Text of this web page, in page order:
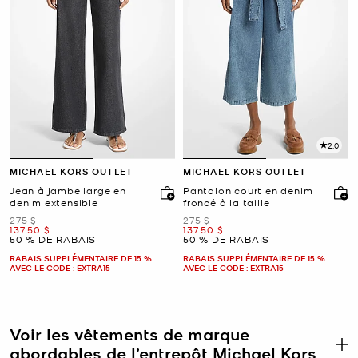
MICHAEL KORS OUTLET
Jean à jambe large en
denim extensible
était
275 $
maintenant
137.50 $
50 % DE RABAIS
RABAIS SUPPLÉMENTAIRE DE 15 %
AVEC LE CODE : EXTRA15
2.0
MICHAEL KORS OUTLET
Pantalon court en denim
froncé à la taille
était
275 $
maintenant
137.50 $
50 % DE RABAIS
RABAIS SUPPLÉMENTAIRE DE 15 %
AVEC LE CODE : EXTRA15
Voir les vêtements de marque